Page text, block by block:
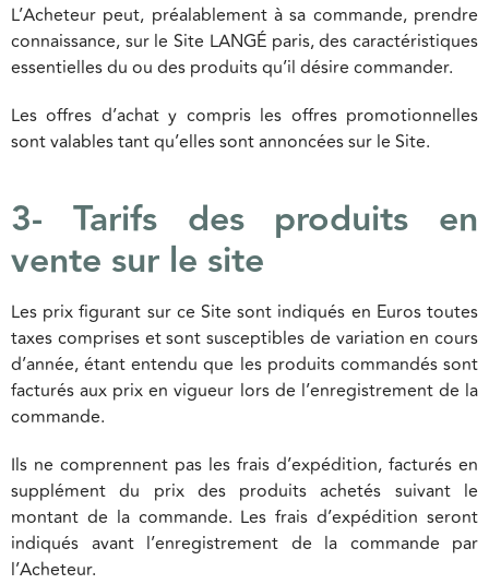
L’Acheteur peut, préalablement à sa commande, prendre
connaissance, sur le Site LANGÉ paris, des caractéristiques
essentielles du ou des produits qu’il désire commander.
Les offres d’achat y compris les offres promotionnelles
sont valables tant qu’elles sont annoncées sur le Site.
3- Tarifs des produits en
vente sur le site
Les prix figurant sur ce Site sont indiqués en Euros toutes
taxes comprises et sont susceptibles de variation en cours
d’année, étant entendu que les produits commandés sont
facturés aux prix en vigueur lors de l’enregistrement de la
commande.
Ils ne comprennent pas les frais d’expédition, facturés en
supplément du prix des produits achetés suivant le
montant de la commande. Les frais d’expédition seront
indiqués avant l’enregistrement de la commande par
l’Acheteur.